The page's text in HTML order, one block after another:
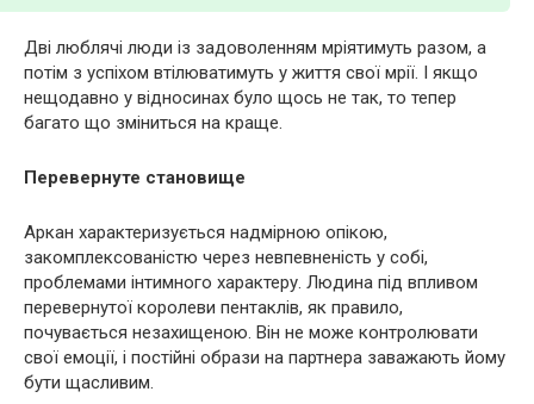
Дві люблячі люди із задоволенням мріятимуть разом, а
потім з успіхом втілюватимуть у життя свої мрії. І якщо
нещодавно у відносинах було щось не так, то тепер
багато що зміниться на краще.
Перевернуте становище
Аркан характеризується надмірною опікою,
закомплексованістю через невпевненість у собі,
проблемами інтимного характеру. Людина під впливом
перевернутої королеви пентаклів, як правило,
почувається незахищеною. Він не може контролювати
свої емоції, і постійні образи на партнера заважають йому
бути щасливим.